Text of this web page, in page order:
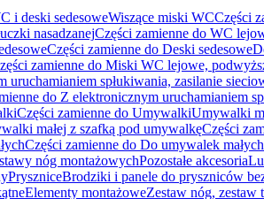
i deski sedesoweWiszące miski WCCzęści
nasadzanejCzęści zamienne do WC
Części zamienne do Deski sedesowe
zamienne do Miski WC lejowe,
uruchamianiem spłukiwania, zasilanie
do Z elektronicznym uruchamianiem
Części zamienne do UmywalkiUmywalki
małej z szafką pod umywalkęCzęści
Części zamienne do Do umywalek małych
nóg montażowychPozostałe akcesoria
PryszniceBrodziki i panele do pryszniców
Elementy montażoweZestaw nóg,